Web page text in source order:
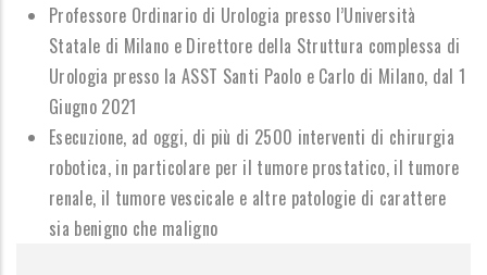
Professore Ordinario di Urologia presso l’Università
Statale di Milano e Direttore della Struttura complessa di
Urologia presso la ASST Santi Paolo e Carlo di Milano, dal 1
Giugno 2021
Esecuzione, ad oggi, di più di 2500 interventi di chirurgia
robotica, in particolare per il tumore prostatico, il tumore
renale, il tumore vescicale e altre patologie di carattere
sia benigno che maligno